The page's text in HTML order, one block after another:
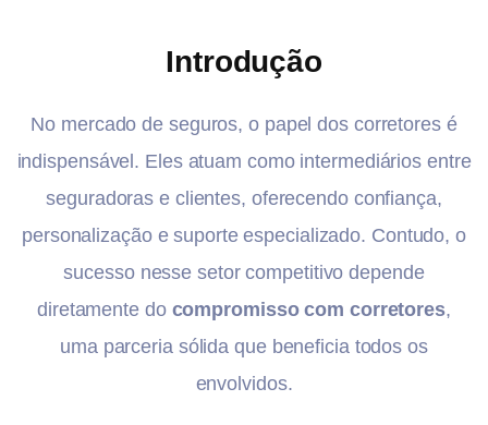
Introdução
No mercado de seguros, o papel dos corretores é
indispensável. Eles atuam como intermediários entre
seguradoras e clientes, oferecendo confiança,
personalização e suporte especializado. Contudo, o
sucesso nesse setor competitivo depende
diretamente do compromisso com corretores,
uma parceria sólida que beneficia todos os
envolvidos.